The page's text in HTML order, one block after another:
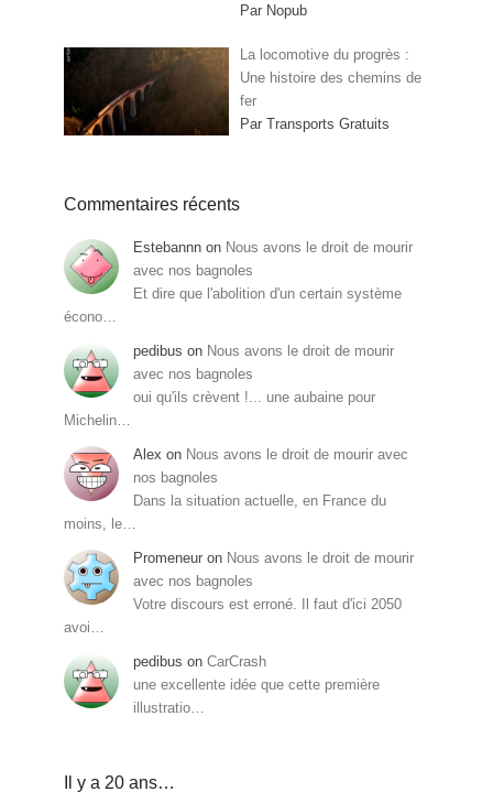
Par Nopub
La locomotive du progrès :
Une histoire des chemins de
fer
Par Transports Gratuits
Commentaires récents
Estebannn on Nous avons le droit de mourir
avec nos bagnoles
Et dire que l'abolition d'un certain système
écono…
pedibus on Nous avons le droit de mourir
avec nos bagnoles
oui qu'ils crèvent !... une aubaine pour
Michelin…
Alex on Nous avons le droit de mourir avec
nos bagnoles
Dans la situation actuelle, en France du
moins, le…
Promeneur on Nous avons le droit de mourir
avec nos bagnoles
Votre discours est erroné. Il faut d'ici 2050
avoi…
pedibus on CarCrash
une excellente idée que cette première
illustratio…
Il y a 20 ans…